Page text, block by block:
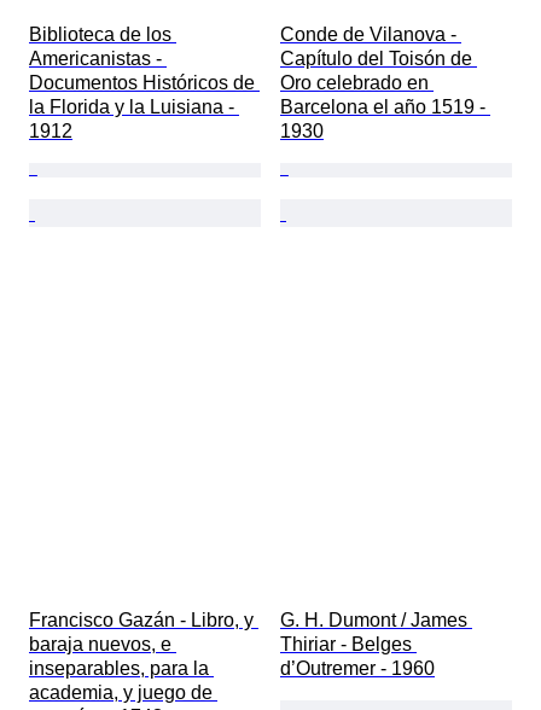
Biblioteca de los
Americanistas -
Documentos Históricos de
la Florida y la Luisiana -
1912
Conde de Vilanova -
Capítulo del Toisón de
Oro celebrado en
Barcelona el año 1519 -
1930
Francisco Gazán - Libro, y
baraja nuevos, e
inseparables, para la
academia, y juego de
G. H. Dumont / James
Thiriar - Belges
d’Outremer - 1960